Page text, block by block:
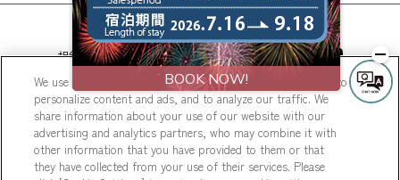
相鉄ホテルズ 公式SNS
© Sotetsu Hotel Management CO., LTD.
We use cookies to improve your experience on our website, to
personalize content and ads, and to analyze our traffic. We
share information about your use of our website with our
advertising and analytics partners, who may combine it with
other information that you have provided to them or that
they have collected from your use of their services. Please